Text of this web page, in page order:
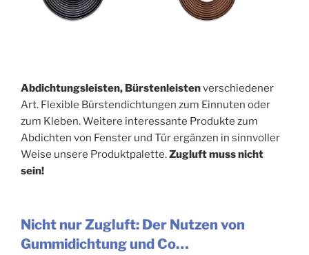
Abdichtungsleisten, Bürstenleistenverschiedener
Art. Flexible Bürstendichtungen zum Einnuten oder
zum Kleben. Weitere interessante Produkte zum
Abdichten von Fenster und Tür ergänzen in sinnvoller
Weise unsere Produktpalette.Zugluft muss nicht
sein!
Nicht nur Zugluft: Der Nutzen von
Gummidichtung und Co…